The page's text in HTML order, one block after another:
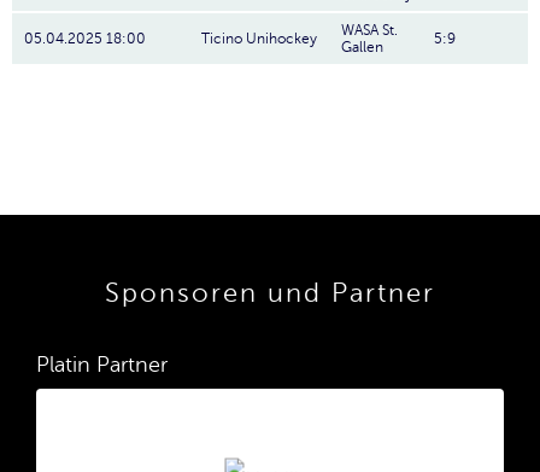
05.04.2025 18:00 Ticino Unihockey
WASA St.
Gallen
5:9
Sponsoren und Partner
Platin Partner